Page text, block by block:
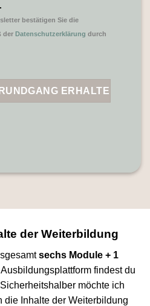
bestätigen Sie die
der Datenschutzerklärung durch
der Weiterbildung
sechs Module + 1
findest du
möchte ich
die Inhalte der Weiterbildung